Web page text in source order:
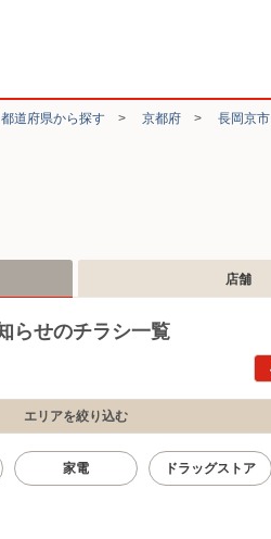
都道府県から探す > 京都府 > 長岡京市
店舗
らせのチラシ一覧
エリアを絞り込む
家電 ドラッグストア